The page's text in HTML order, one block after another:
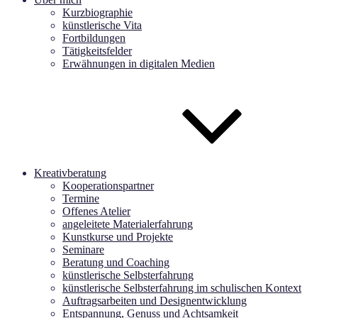
Kurzbiographie
künstlerische Vita
Fortbildungen
Tätigkeitsfelder
Erwähnungen in digitalen Medien
Kreativberatung
Kooperationspartner
Termine
Offenes Atelier
angeleitete Materialerfahrung
Kunstkurse und Projekte
Seminare
Beratung und Coaching
künstlerische Selbsterfahrung
künstlerische Selbsterfahrung im schulischen Kontext
Auftragsarbeiten und Designentwicklung
Entspannung, Genuss und Achtsamkeit